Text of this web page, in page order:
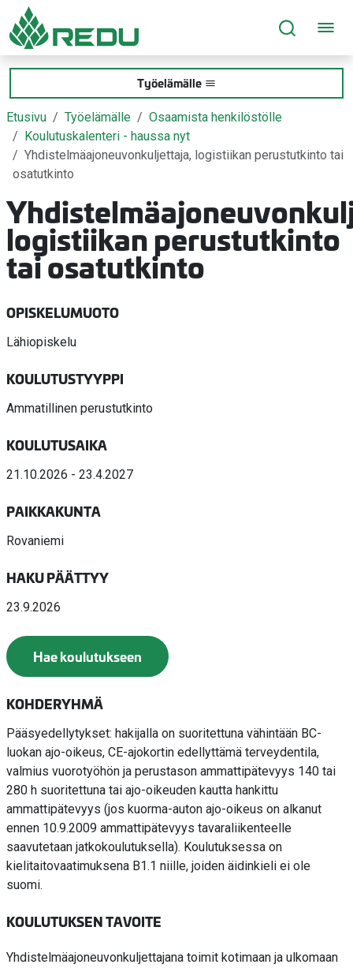
Siirry sivusisältöön
Työelämälle
Etusivu Työelämälle
Osaamista henkilöstölle
Koulutuskalenteri - haussa nyt
Yhdistelmäajoneuvonkuljettaja, logistiikan perustutkinto tai
osatutkinto
logistiikan perustutkinto
tai osatutkinto
OPISKELUMUOTO
Lähiopiskelu
KOULUTUSTYYPPI
Ammatillinen perustutkinto
KOULUTUSAIKA
21.10.2026 - 23.4.2027
PAIKKAKUNTA
Rovaniemi
HAKU PÄÄTTYY
23.9.2026
Hae koulutukseen
KOHDERYHMÄ
Pääsyedellytykset: hakijalla on suoritettuna vähintään BC-
luokan ajo-oikeus, CE-ajokortin edellyttämä terveydentila,
valmius vuorotyöhön ja perustason ammattipätevyys 140 tai
280 h suoritettuna tai ajo-oikeuden kautta hankittu
ammattipätevyys (jos kuorma-auton ajo-oikeus on alkanut
ennen 10.9.2009 ammattipätevyys tavaraliikenteelle
saavutetaan jatkokoulutuksella). Koulutuksessa on
kielitaitovaatimuksena B1.1 niille, joiden äidinkieli ei ole
suomi.
KOULUTUKSEN TAVOITE
Yhdistelmäajoneuvonkuljettajana toimit kotimaan ja ulkomaan